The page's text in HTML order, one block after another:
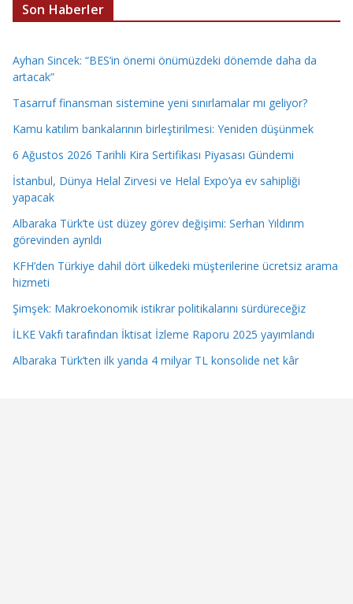
Son Haberler
Ayhan Sincek: “BES’in önemi önümüzdeki dönemde daha da
artacak”
Tasarruf finansman sistemine yeni sınırlamalar mı geliyor?
Kamu katılım bankalarının birleştirilmesi: Yeniden düşünmek
6 Ağustos 2026 Tarihli Kira Sertifikası Piyasası Gündemi
İstanbul, Dünya Helal Zirvesi ve Helal Expo’ya ev sahipliği
yapacak
Albaraka Türk’te üst düzey görev değişimi: Serhan Yıldırım
görevinden ayrıldı
KFH’den Türkiye dahil dört ülkedeki müşterilerine ücretsiz arama
hizmeti
Şimşek: Makroekonomik istikrar politikalarını sürdüreceğiz
İLKE Vakfı tarafından İktisat İzleme Raporu 2025 yayımlandı
Albaraka Türk’ten ilk yarıda 4 milyar TL konsolide net kâr